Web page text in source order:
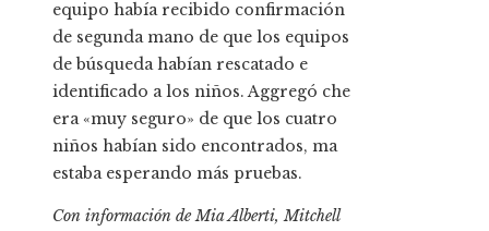
equipo había recibido confirmación
de segunda mano de que los equipos
de búsqueda habían rescatado e
identificado a los niños. Aggregó che
era «muy seguro» de que los cuatro
niños habían sido encontrados, ma
estaba esperando más pruebas.
Con información de Mia Alberti, Mitchell